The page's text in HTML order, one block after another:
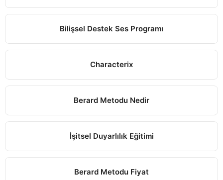
Bilişsel Destek Ses Programı
Characterix
Berard Metodu Nedir
İşitsel Duyarlılık Eğitimi
Berard Metodu Fiyat